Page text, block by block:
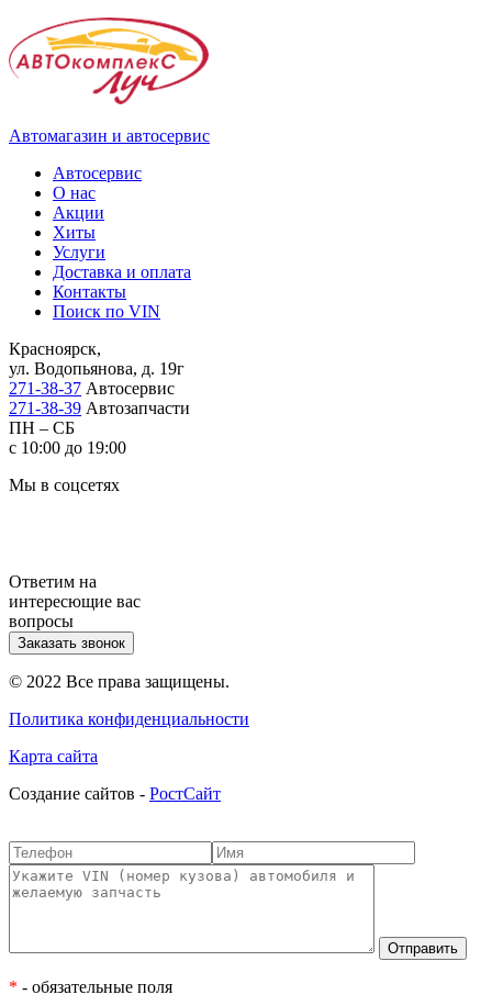
Автомагазин и автосервис
Автосервис
О нас
Акции
Хиты
Услуги
Доставка и оплата
Контакты
Поиск по VIN
Красноярск,
ул. Водопьянова, д. 19г
271-38-37 Автосервис
271-38-39 Автозапчасти
ПН – СБ
с 10:00 до 19:00
Мы в соцсетях
Ответим на
интересющие вас
вопросы
Заказать звонок
© 2022 Все права защищены.
Политика конфиденциальности
Карта сайта
Cоздание сайтов - РостСайт
* - обязательные поля